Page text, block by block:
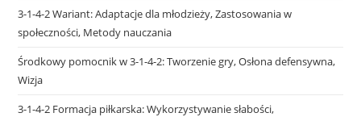
3-1-4-2 Wariant: Adaptacje dla młodzieży, Zastosowania w
społeczności, Metody nauczania
Środkowy pomocnik w 3-1-4-2: Tworzenie gry, Osłona defensywna,
Wizja
3-1-4-2 Formacja piłkarska: Wykorzystywanie słabości,